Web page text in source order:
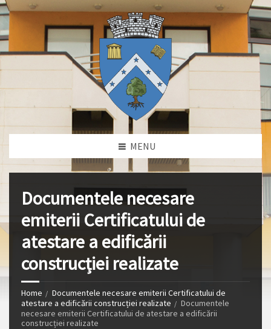
MENU
Documentele necesare
emiterii Certificatului de
atestare a edificării
construcției realizate
Home
Documentele necesare emiterii Certificatului de
atestare a edificării construcției realizate
Documentele
necesare emiterii Certificatului de atestare a edificării
construcției realizate